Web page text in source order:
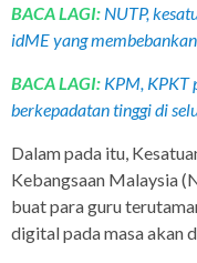
BACA LAGI: NUTP,
idME yang membebankan
BACA LAGI: KPM, KPKT
berkepadatan tinggi di
Dalam pada itu,
Kebangsaan Malaysia
buat para guru
digital pada masa akan